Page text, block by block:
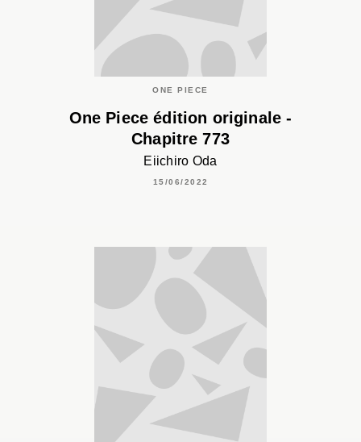
ONE PIECE
One Piece édition originale -
Chapitre 773
Eiichiro Oda
15/06/2022